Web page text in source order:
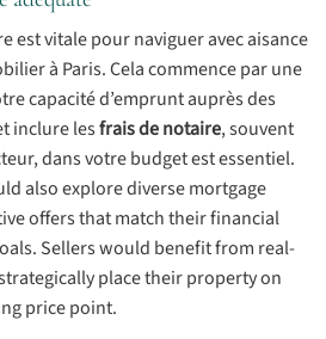
est vitale pour naviguer avec aisance
à Paris. Cela commence par une
capacité d’emprunt auprès des
inclure lesfrais de notaire, souvent
dans votre budget est essentiel.
also explore diverse mortgage
offers that match their financial
Sellers would benefit from real-
place their property on
price point.